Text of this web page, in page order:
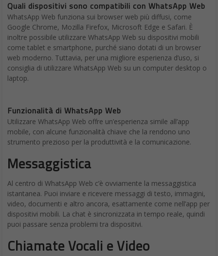
Se non riesci ad accedere a WhatsApp Web, assicurati
innanzitutto che il tuo smartphone sia connesso a Internet e che
WhatsApp sia aperto e attivo. Prova quindi a disconnettere e
riconnettere WhatsApp Web dal browser. Se il problema
persiste, potrebbe essere necessario disinstallare e reinstallare
l’app WhatsApp sul tuo telefono.
Problemi di Connessione
Se WhatsApp Web si disconnette frequentemente o non riesci a
inviare o ricevere messaggi, potrebbe esserci un problema con
la tua connessione Internet. Controlla che la connessione sia
stabile e veloce sia sul tuo computer che sul tuo smartphone.
Prova a disattivare temporaneamente il firewall o l’antivirus, in
quanto potrebbero interferire con WhatsApp Web.
Preoccupazioni sulla Sicurezza
WhatsApp utilizza la crittografia end-to-end per proteggere le
tue conversazioni. Tuttavia, è importante essere consapevoli dei
rischi di utilizzare WhatsApp Web su un computer condiviso o
pubblico. Assicurati di disconnetterti sempre da WhatsApp Web
dopo l’uso e di non salvare le credenziali di accesso sul browser.